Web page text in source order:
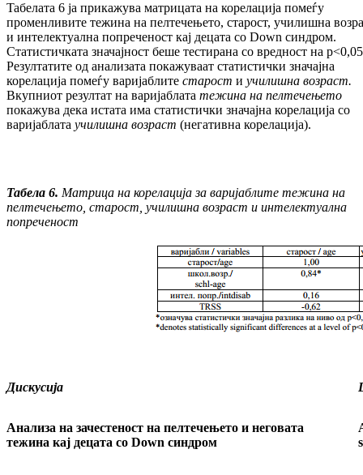
Taбелата 6 ја прикажува матрицата на ко­ре­ла­ци­ја помеѓу
променливите тежина на пел­те­че­њето, старост, училишна
и ин­те­лек­туална попреченост кај децата со Down синдром.
Статистичката значајност беше тес­ти­рана со вредност на
Резултатите од анализата покажуваат ста­тис­тич­ки значајна
корелација помеѓу ва­ри­јаб­ли­те старост и училишна возраст.
Вкуп­ни­от ре­зултат на варијаблата тежина на пел­­те­че­ње­то
покажува дека истата има ста­тис­­тич­ки значајна корелација со
варијаблата учи­лиш­на возраст (негативна ко­ре­ла­ци­ја).
Табела 6. Матрица на корелација за вари­јаб­ли­те тежина на
пелтечењето, старост, учи­лиш­на возраст и интелектуална
попреченост
Дискусија
Анализа на зачестеност на пелтечењето и не­го­­вата
тежина кај децата со Down син­дром